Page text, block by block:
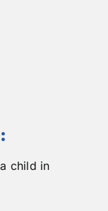
child in